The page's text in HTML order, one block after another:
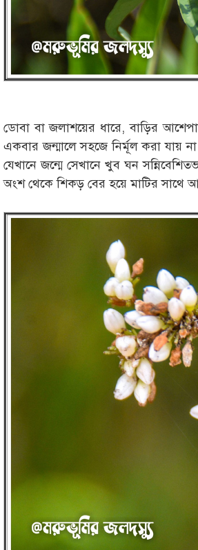
ডোবা বা জলাশয়ের ধারে, বাড়ির
একবার জন্মালে সহজে নির্মূল করা যায়
যেখানে জন্মে সেখানে খুব ঘন
অংশ থেকে শিকড় বের হয়ে মাটির সাথে